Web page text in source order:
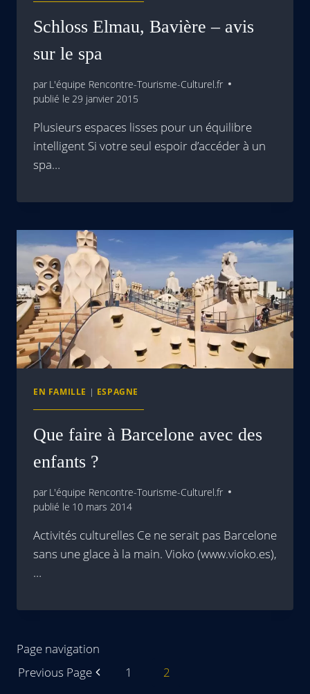
Schloss Elmau, Bavière – avis
sur le spa
par L'équipe Rencontre-Tourisme-Culturel.fr
publié le 29 janvier 2015
Plusieurs espaces lisses pour un équilibre
intelligent Si votre seul espoir d’accéder à un
spa…
EN FAMILLE | ESPAGNE
Que faire à Barcelone avec des
enfants ?
par L'équipe Rencontre-Tourisme-Culturel.fr
publié le 10 mars 2014
Activités culturelles Ce ne serait pas Barcelone
sans une glace à la main. Vioko (www.vioko.es),
…
Page navigation
Previous Page
1 2